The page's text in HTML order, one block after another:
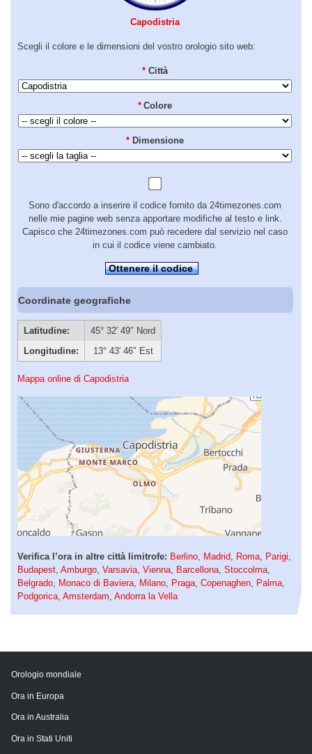
Capodistria
Scegli il colore e le dimensioni del vostro orologio sito web:
* Città
* Colore
* Dimensione
Sono d'accordo a inserire il codice fornito da 24timezones.com
nelle mie pagine web senza apportare modifiche al testo e link.
Capisco che 24timezones.com può recedere dal servizio nel caso
in cui il codice viene cambiato.
Ottenere il codice
Coordinate geografiche
Latitudine:
45° 32′ 49″ Nord
Longitudine:
13° 43′ 46″ Est
Mappa online di Capodistria
Verifica l’ora in altre città limitrofe: Berlino Madrid Roma Parigi
Budapest Amburgo Varsavia Vienna Barcellona Stoccolma
Belgrado
Monaco di Baviera Milano Praga Copenaghen Palma
Podgorica Amsterdam Andorra la Vella
Orologio mondiale
Ora in Europa
Ora in Australia
Ora in Stati Uniti